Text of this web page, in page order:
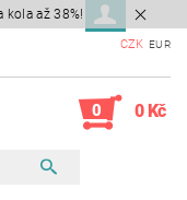
kola až 38%!
CZK EUR
0 0 Kč